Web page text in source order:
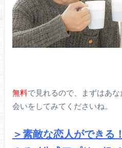
無料で見れるので、まずはあ
会いをしてみてくださいね。
＞素敵な恋人ができる